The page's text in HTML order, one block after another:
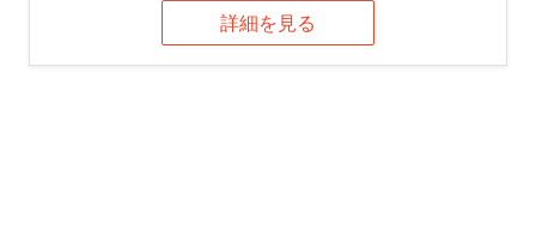
詳細を見る